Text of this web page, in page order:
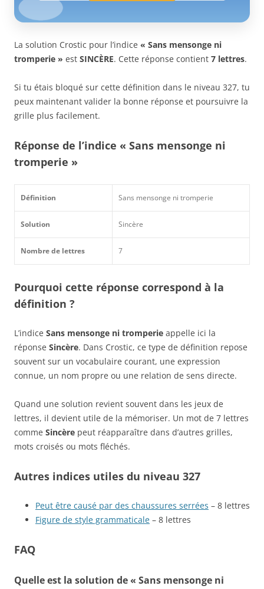
La solution Crostic pour l’indice « Sans mensonge ni
tromperie » est SINCÈRE. Cette réponse contient 7 lettres.
Si tu étais bloqué sur cette définition dans le niveau 327, tu
peux maintenant valider la bonne réponse et poursuivre la
grille plus facilement.
Réponse de l’indice « Sans mensonge ni
tromperie »
Définition Sans mensonge ni tromperie
Solution Sincère
Nombre de lettres 7
Pourquoi cette réponse correspond à la
définition ?
L’indice Sans mensonge ni tromperie appelle ici la
réponse Sincère. Dans Crostic, ce type de définition repose
souvent sur un vocabulaire courant, une expression
connue, un nom propre ou une relation de sens directe.
Quand une solution revient souvent dans les jeux de
lettres, il devient utile de la mémoriser. Un mot de 7 lettres
comme Sincère peut réapparaître dans d’autres grilles,
mots croisés ou mots fléchés.
Autres indices utiles du niveau 327
Peut être causé par des chaussures serrées – 8 lettres
Figure de style grammaticale – 8 lettres
FAQ
Quelle est la solution de « Sans mensonge ni